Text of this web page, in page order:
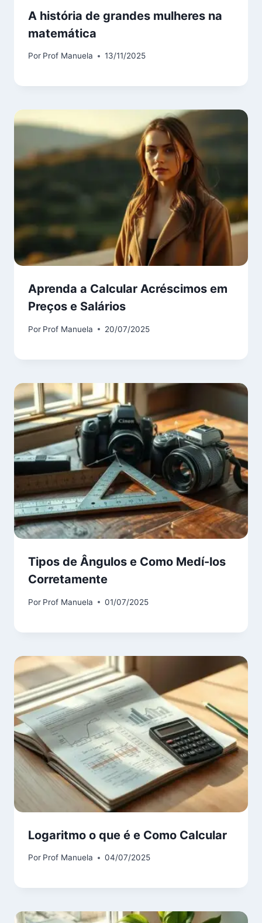
A história de grandes mulheres na
matemática
Por Prof Manuela 13/11/2025
Aprenda a Calcular Acréscimos em
Preços e Salários
Por Prof Manuela 20/07/2025
Tipos de Ângulos e Como Medí-los
Corretamente
Por Prof Manuela 01/07/2025
Logaritmo o que é e Como Calcular
Por Prof Manuela 04/07/2025